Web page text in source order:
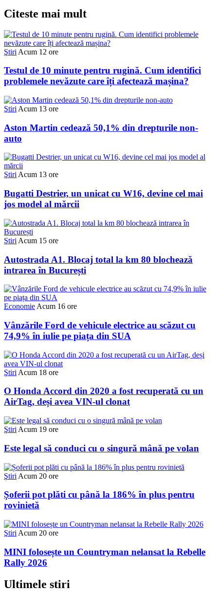
Citeste mai mult
Ştiri Acum 12 ore
Testul de 10 minute pentru rugină. Cum identifici
problemele nevăzute care îți afectează mașina?
Ştiri Acum 13 ore
Aston Martin cedează 50,1% din drepturile non-
auto
ŞtiriAcum 13 ore
Bugatti Destrier, un unicat cu W16, devine cel mai
jos model al mărcii
Ştiri Acum 15 ore
Autostrada A1. Blocaj total la km 80 blochează
intrarea în București
Economie Acum 16 ore
Vânzările Ford de vehicule electrice au scăzut cu
74,9% în iulie pe piața din SUA
Ştiri Acum 18 ore
O Honda Accord din 2020 a fost recuperată cu un
AirTag, deși avea VIN-ul clonat
Ştiri Acum 19 ore
Este legal să conduci cu o singură mână pe volan
Ştiri Acum 20 ore
Șoferii pot plăti cu până la 186% în plus pentru
rovinietă
Ştiri Acum 20 ore
MINI folosește un Countryman nelansat la Rebelle
Rally 2026
Ultimele stiri